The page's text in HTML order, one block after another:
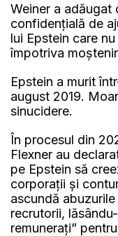
Weiner a adăugat
confidenţială de
lui Epstein care
împotriva
Epstein a murit
august 2019.
sinucidere.
În procesul din
Flexner au
pe Epstein să
corporaţii şi
ascundă
recrutorii,
remuneraţi”